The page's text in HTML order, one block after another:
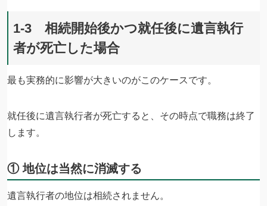
1-3 相続開始後かつ就任後に遺言執行
者が死亡した場合
最も実務的に影響が大きいのがこのケースです。
就任後に遺言執行者が死亡すると、その時点で職務は終了
します。
① 地位は当然に消滅する
遺言執行者の地位は相続されません。